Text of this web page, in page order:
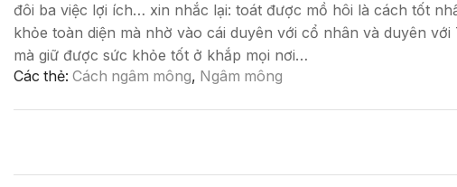
đôi ba việc lợi ích… xin nhắc lại: toát được mồ hôi là cách tốt
khỏe toàn diện mà nhờ vào cái duyên với cổ nhân và duyên
mà giữ được sức khỏe tốt ở khắp mọi nơi…
Các thẻ: Cách ngâm mông, Ngâm mông